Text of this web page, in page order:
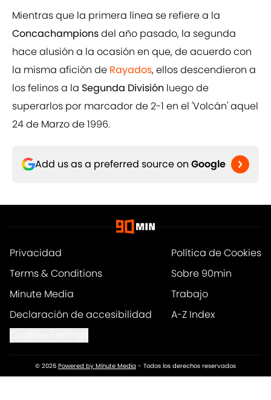
Mientras que la primera línea se refiere a la
Concachampionsdel año pasado, la segunda
hace alusión a la ocasión en que, de acuerdo con
la misma afición de Rayados, ellos descendieron a
los felinos a la Segunda División luego de
superarlos por marcador de 2-1 en el 'Volcán' aquel
24 de Marzo de 1996.
Add us as a preferred source on Google
Privacidad
Política de Cookies
Terms & Conditions
Sobre 90min
Minute Media
Trabajo
Declaración de accesibilidad
A-Z Index
© 2026 Powered by Minute Media - Todos los derechos reservados